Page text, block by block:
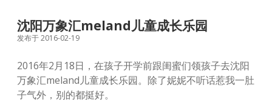
沈阳万象汇meland儿童成长乐园
发布于 2016-02-19
2016年2月18日，在孩子开学前跟闺蜜们领孩子去沈阳
万象汇meland儿童成长乐园。除了妮妮不听话惹我一肚
子气外，别的都挺好。